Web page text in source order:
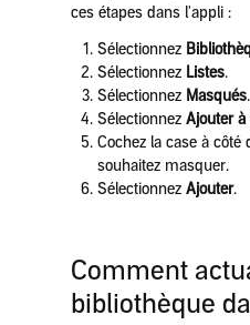
ces étapes dans l'appli :
Sélectionnez
Sélectionnez Listes.
Sélectionnez Masqués.
Sélectionnez Ajouter à
Cochez la case à côté
souhaitez masquer.
Sélectionnez Ajouter.
Comment
bibliothèque